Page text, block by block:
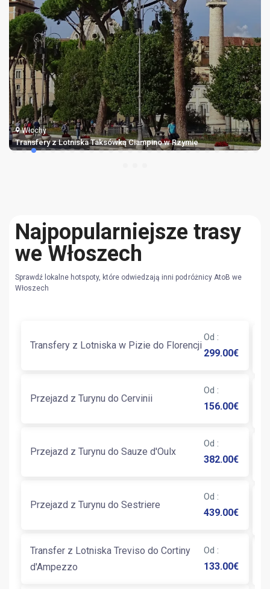
Włochy
Transfery z Lotniska Taksówką Ciampino w Rzymie
Najpopularniejsze trasy
we Włoszech
Sprawdź lokalne hotspoty, które odwiedzają inni podróżnicy AtoB we
Włoszech
Transfery z Lotniska w Pizie do Florencji
Od :
299.00€
Przejazd z Turynu do Cervinii
Od :
156.00€
Przejazd z Turynu do Sauze d'Oulx
Od :
382.00€
Przejazd z Turynu do Sestriere
Od :
439.00€
Transfer z Lotniska Treviso do Cortiny
d'Ampezzo
Od :
133.00€